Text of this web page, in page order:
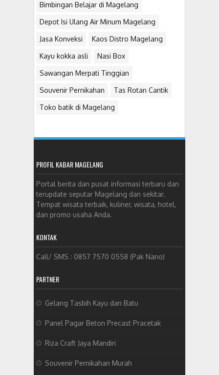
Bimbingan Belajar di Magelang
Depot Isi Ulang Air Minum Magelang
Jasa Konveksi Kaos Distro Magelang
Kayu kokka asli Nasi Box
Sawangan Merpati Tinggian
Souvenir Pernikahan Tas Rotan Cantik
Toko batik di Magelang
PROFIL KABAR MAGELANG
Portal berita dan pusat informasi terbaru dan
terupdate seputar Magelang dan sekitar.
Tempat wisata terbaik, kuliner, wisata, hotel,
dan promo usaha Anda.
KONTAK
Call/ SMS : 0857 7570 0558 (Pak Nano)
PARTNER
Gelang Tasbih Kayu dan Batu
Panel Pagar Beton Precast Pracetak
Riza Craft Jaya Mandiri
Souvenir Pernikahan Murah